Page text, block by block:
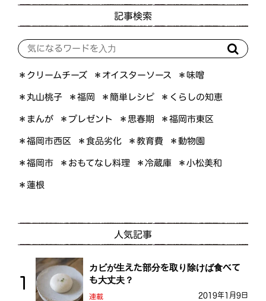
記事検索
＊クリームチーズ ＊オイスターソース ＊味噌
＊丸山桃子 ＊福岡 ＊簡単レシピ ＊くらしの知恵
＊まんが ＊プレゼント ＊思春期 ＊福岡市東区
＊福岡市西区 ＊食品劣化 ＊教育費 ＊動物園
＊福岡市 ＊おもてなし料理 ＊冷蔵庫 ＊小松美和
＊蓮根
人気記事
カビが生えた部分を取り除けば食べて
も大丈夫？
連載 2019年1月9日